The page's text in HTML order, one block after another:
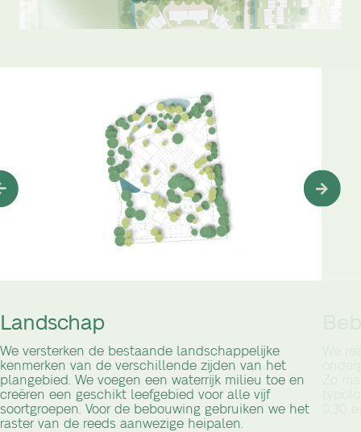
Landschap
We versterken de bestaande landschappelijke
kenmerken van de verschillende zijden van het
plangebied. We voegen een waterrijk milieu toe en
creëren een geschikt leefgebied voor alle vijf
soortgroepen. Voor de bebouwing gebruiken we het
raster van de reeds aanwezige heipalen.